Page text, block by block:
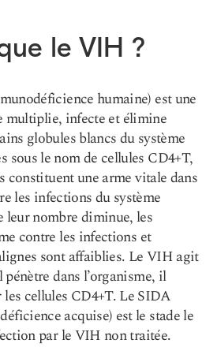
le VIH ?
humaine) est une
multiplie, infecte et élimine
globules blancs du système
sous le nom de cellules CD4+T,
constituent une arme vitale dans
les infections du système
nombre diminue, les
contre les infections et
sont affaiblies. Le VIH agit
dans l’organisme, il
cellules CD4+T. Le SIDA
acquise) est le stade le
par le VIH non traitée.